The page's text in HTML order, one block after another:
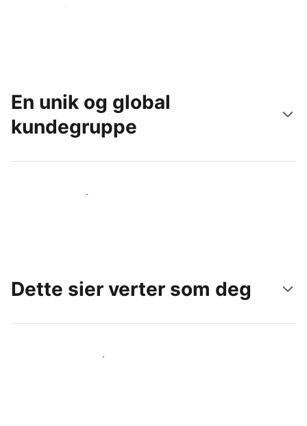
Kom i gang i dag
En unik og global
kundegruppe
Nå ut til nye gjester i dag
Dette sier verter som deg
Gjør som andre verter som deg